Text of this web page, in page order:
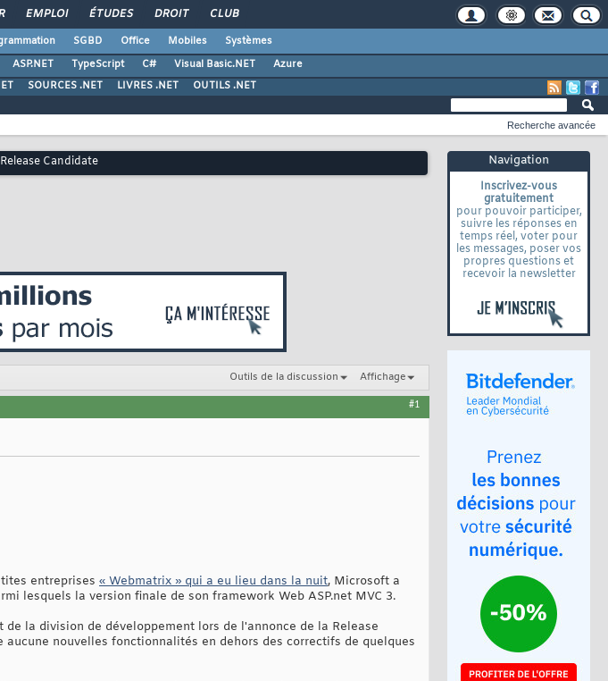
EMPLOI ÉTUDES DROIT CLUB
SGBD Office Mobiles
Systèmes
ASP.NET TypeScript C# Visual Basic.NET
Azure
SOURCES .NET LIVRES .NET OUTILS .NET
Navigation
Inscrivez-vous
gratuitement
pour pouvoir participer,
suivre les réponses en
temps réel, voter pour
les messages, poser vos
propres questions et
recevoir la newsletter
Recherche avancée
Candidate
Outils de la discussion Affichage
#1
entreprises « Webmatrix » qui a eu lieu dans la nuit, Microsoft a
lesquels la version finale de son framework Web ASP.net MVC 3.
la division de développement lors de l'annonce de la Release
nouvelles fonctionnalités en dehors des correctifs de quelques